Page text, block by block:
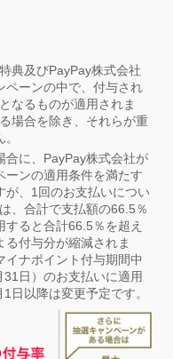
典及びPayPay株式会社
ペーンの中で、付与され
なるものが適用されま
場合を除き、それらが重
合に、PayPay株式会社が
ーンの適用条件を満たす
が、1回のお支払いについ
、合計で支払額の66.5％
ると合計66.5％を超え
る付与分が縮減されま
ナポイント付与期間中
31日）のお支払いに適用
日以降は変更予定です。